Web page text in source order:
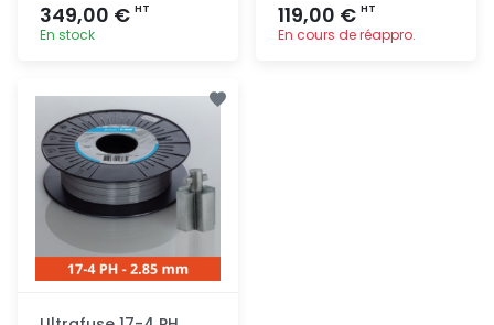
349,00 € HT
En stock
rapide
119,00 € HT
En cours de réappro.